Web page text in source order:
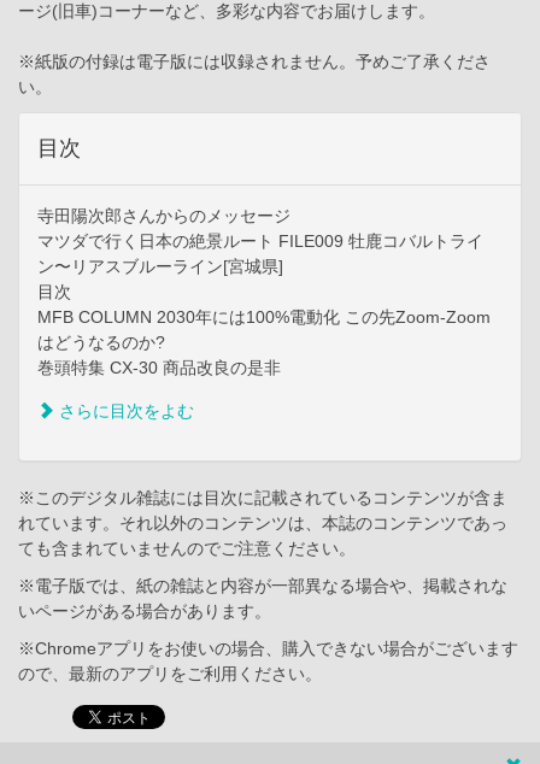
ージ(旧車)コーナーなど、多彩な内容でお届けします。
※紙版の付録は電子版には収録されません。予めご了承くださ
い。
目次
寺田陽次郎さんからのメッセージ
マツダで行く日本の絶景ルート FILE009 牡鹿コバルトライ
ン〜リアスブルーライン[宮城県]
目次
MFB COLUMN 2030年には100%電動化 この先Zoom-Zoom
はどうなるのか?
巻頭特集 CX-30 商品改良の是非
さらに目次をよむ
※このデジタル雑誌には目次に記載されているコンテンツが含ま
れています。それ以外のコンテンツは、本誌のコンテンツであっ
ても含まれていませんのでご注意ください。
※電子版では、紙の雑誌と内容が一部異なる場合や、掲載されな
いページがある場合があります。
※Chromeアプリをお使いの場合、購入できない場合がございます
ので、最新のアプリをご利用ください。